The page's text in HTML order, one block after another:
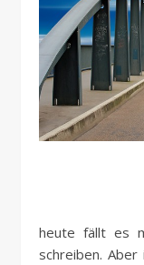
heute fällt es mir nicht leicht, diesen Beitrag zu
schreiben.